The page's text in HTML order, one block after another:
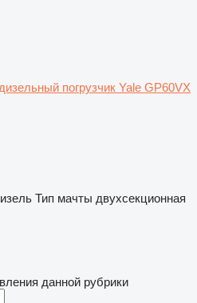
дизельный погрузчик Yale GP60VX
Тип мачты двухсекционная
данной рубрики